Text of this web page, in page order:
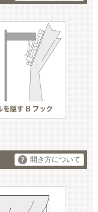
開き方について